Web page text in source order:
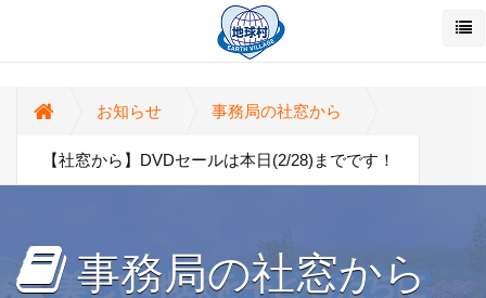
お知らせ 事務局の社窓から
【社窓から】DVDセールは本日(2/28)までです！
事務局の社窓から